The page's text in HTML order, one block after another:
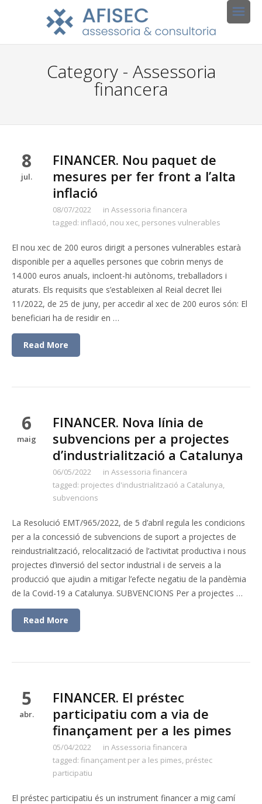
Category - Assessoria
financera
8
jul.
FINANCER. Nou paquet de
mesures per fer front a l’alta
inflació
08/07/2022 in Assessoria financera
tagged: inflació, nou xec, persones vulnerables
El nou xec de 200 euros dirigit a persones vulnerables estarà
disponible per a aquelles persones que cobrin menys de
14.000 euros anuals, incloent-hi autònoms, treballadors i
aturats. Els requisits que s’estableixen al Reial decret llei
11/2022, de 25 de juny, per accedir al xec de 200 euros són: El
beneficiari ha de residir en …
Read More
6
maig
FINANCER. Nova línia de
subvencions per a projectes
d’industrialització a Catalunya
06/05/2022 in Assessoria financera
tagged: projectes d'industrialització a Catalunya,
subvencions
La Resolució EMT/965/2022, de 5 d’abril regula les condicions
per a la concessió de subvencions de suport a projectes de
reindustrialització, relocalització de l’activitat productiva i nous
projectes d’inversió del sector industrial i de serveis a la
producció que ajudin a mitigar l’efecte negatiu de la pandèmia
de la Covid-19 a Catalunya. SUBVENCIONS Per a projectes …
Read More
5
abr.
FINANCER. El préstec
participatiu com a via de
finançament per a les pimes
05/04/2022 in Assessoria financera
tagged: finançament per a les pimes, préstec
participatiu
El préstec participatiu és un instrument financer a mig camí